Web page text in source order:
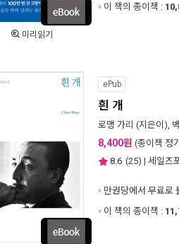
미리읽기
이 책의 종이책 :
ePub
흰 개
로맹 가리 (지은이),
8,400원 (종이책 정
8.6 (25) | 세일즈
만권당에서 무료로
이 책의 종이책 :